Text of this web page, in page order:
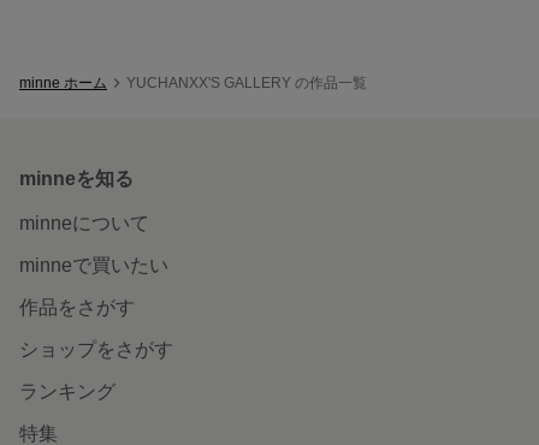
minne ホーム YUCHANXX'S GALLERY の作品一覧
minneを知る
minneについて
minneで買いたい
作品をさがす
ショップをさがす
ランキング
特集